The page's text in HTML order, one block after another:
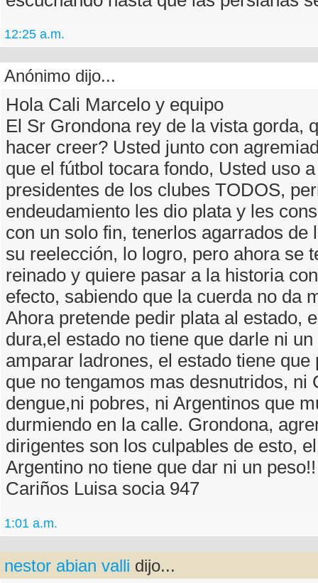
12:25 a.m.
Anónimo dijo...
Hola Cali Marcelo y equipo
El Sr Grondona rey de la vista gorda,
hacer creer? Usted junto con
que el fútbol tocara fondo, Usted uso
presidentes de los clubes TODOS,
endeudamiento les dio plata y les
con un solo fin, tenerlos agarrados de
su reelección, lo logro, pero ahora se
reinado y quiere pasar a la historia
efecto, sabiendo que la cuerda no da
Ahora pretende pedir plata al estado,
dura,el estado no tiene que darle ni
amparar ladrones, el estado tiene que
que no tengamos mas desnutridos, ni
dengue,ni pobres, ni Argentinos que
durmiendo en la calle. Grondona,
dirigentes son los culpables de esto,
Argentino no tiene que dar ni un peso!!
Cariños Luisa socia 947
1:01 a.m.
nestor abian valli dijo...